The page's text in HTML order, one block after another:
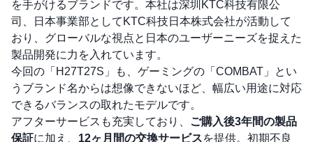
を手がけるブランドです。本社は深圳KTC科技有限公
司、日本事業部としてKTC科技日本株式会社が活動して
おり、グローバルな視点と日本のユーザーニーズを捉えた
製品開発に力を入れています。
今回の「H27T27S」も、ゲーミングの「COMBAT」とい
うブランド名からは想像できないほど、幅広い用途に対応
できるバランスの取れたモデルです。
アフターサービスも充実しており、 ご購入後3年間の製品
保証に加え、 12ヶ月間の交換サービスを提供。初期不良